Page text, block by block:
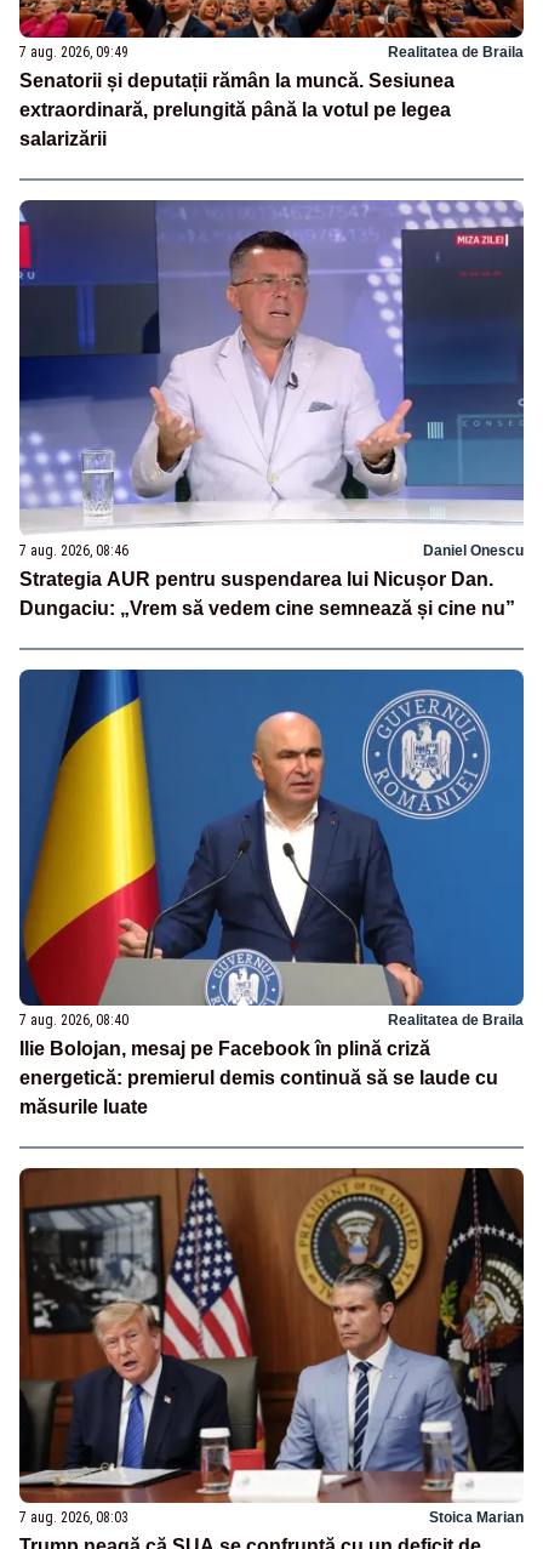
7 aug. 2026, 09:49 Realitatea de Braila
Senatorii și deputații rămân la muncă. Sesiunea
extraordinară, prelungită până la votul pe legea
salarizării
7 aug. 2026, 08:46 Daniel Onescu
Strategia AUR pentru suspendarea lui Nicușor Dan.
Dungaciu: „Vrem să vedem cine semnează și cine nu”
7 aug. 2026, 08:40 Realitatea de Braila
Ilie Bolojan, mesaj pe Facebook în plină criză
energetică: premierul demis continuă să se laude cu
măsurile luate
7 aug. 2026, 08:03 Stoica Marian